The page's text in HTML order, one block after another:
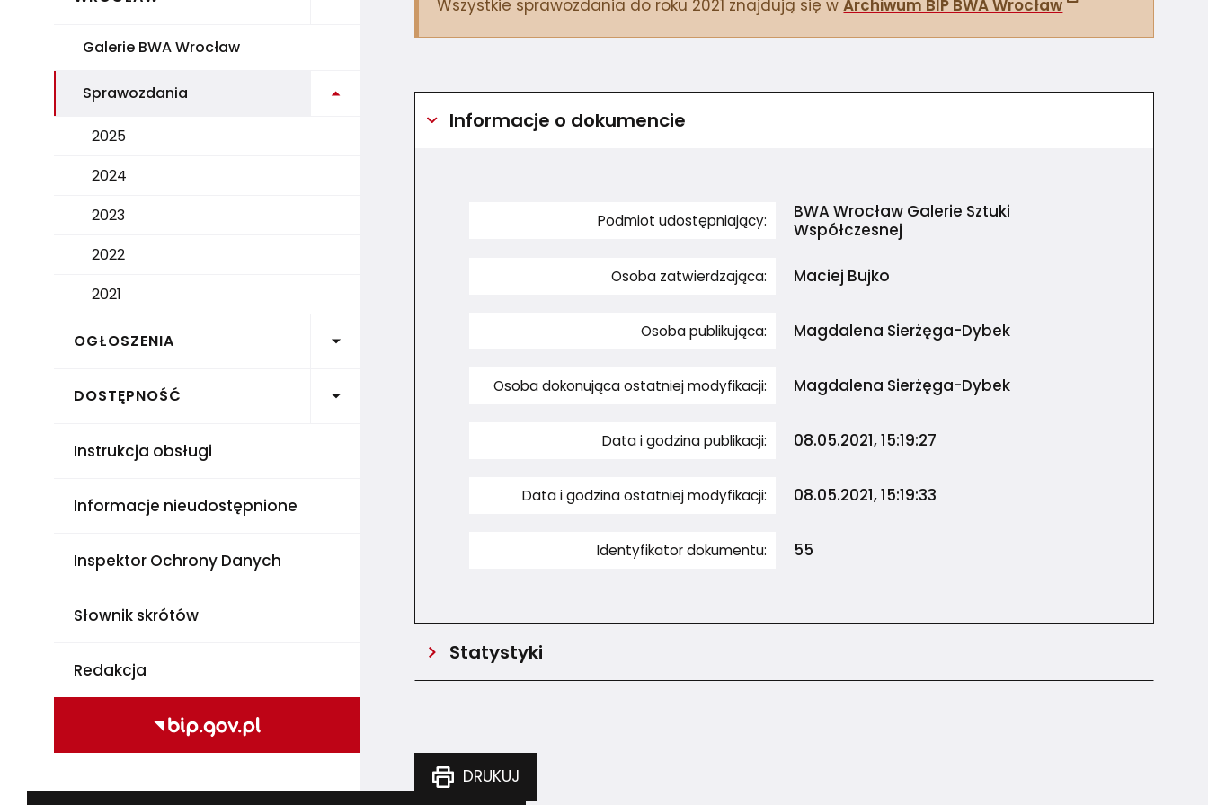
Galerie BWA Wrocław
Sprawozdania Rozwiń menu podrzędne dla Sprawozdania
2025
2024
2023
2022
2021
OGŁOSZENIA Rozwiń menu podrzędne dla Ogłoszenia
DOSTĘPNOŚĆ Rozwiń menu podrzędne dla Dostępność
Instrukcja obsługi
Informacje nieudostępnione
Inspektor Ochrony Danych
Słownik skrótów
Redakcja
Wszystkie sprawozdania do roku 2021 znajdują się wArchiwum BIP BWA Wrocław
Informacje o dokumencie
Podmiot udostępniający:
BWA Wrocław Galerie Sztuki
Współczesnej
Osoba zatwierdzająca: Maciej Bujko
Osoba publikująca: Magdalena Sierżęga-Dybek
Osoba dokonująca ostatniej modyfikacji: Magdalena Sierżęga-Dybek
Data i godzina publikacji: 08.05.2021, 15:19:27
Data i godzina ostatniej modyfikacji: 08.05.2021, 15:19:33
Identyfikator dokumentu: 55
Statystyki
DRUKUJ
TĘ STRONĘ